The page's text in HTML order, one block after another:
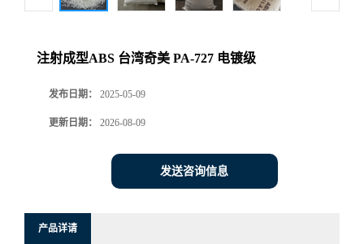
注射成型ABS 台湾奇美 PA-727 电镀级
发布日期： 2025-05-09
更新日期： 2026-08-09
发送咨询信息
产品详请